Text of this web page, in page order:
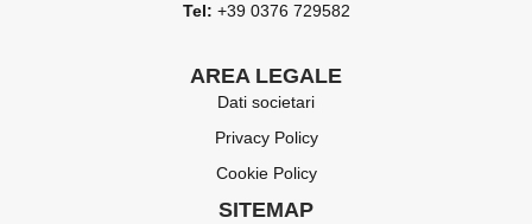
Tel: +39 0376 729582
AREA LEGALE
Dati societari
Privacy Policy
Cookie Policy
SITEMAP